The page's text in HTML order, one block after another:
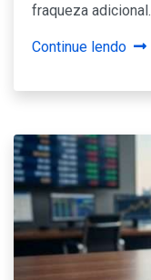
fraqueza adicional.
Continue lendo